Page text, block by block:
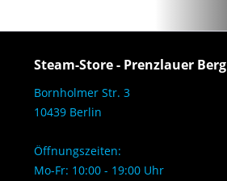
Steam-Store - Prenzlauer Berg
Bornholmer Str. 3
10439 Berlin
Öffnungszeiten:
Mo-Fr: 10:00 - 19:00 Uhr